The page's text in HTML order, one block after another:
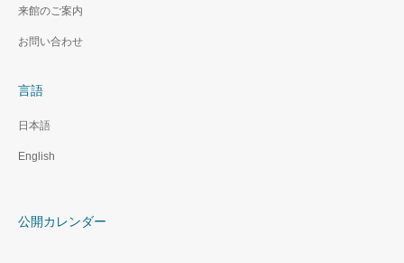
来館のご案内
お問い合わせ
言語
日本語
English
公開カレンダー